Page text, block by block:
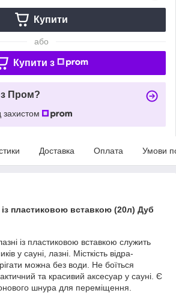
Купити
або
Купити з
з Пром?
захистом
Доставка Оплата Умови
із пластиковою вставкою (20л) Дуб
із пластиковою вставкою служить
у сауні, лазні. Місткість відра-
можна без води. Не боїться
та красивий аксесуар у сауні. Є
шнура для переміщення.